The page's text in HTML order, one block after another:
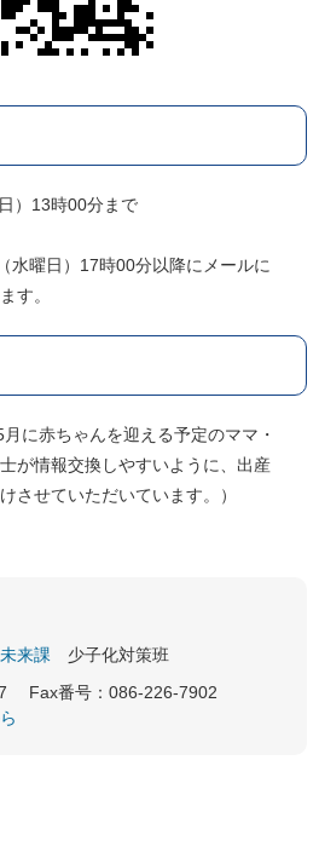
）13時00分まで
水曜日）17時00分以降にメールに
す。
に赤ちゃんを迎える予定のママ・
が情報交換しやすいように、出産
させていただいています。）
来課
少子化対策班
Fax番号：086-226-7902